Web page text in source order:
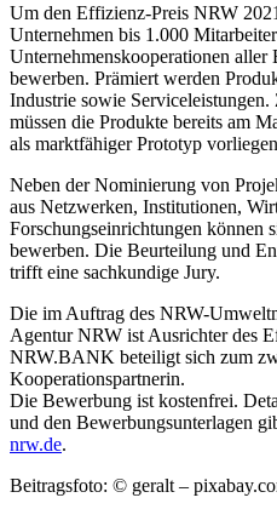
Um den Effizienz-Preis NRW
Unternehmen bis 1.000
Unternehmenskooperationen
bewerben. Prämiert werden
Industrie sowie
müssen die Produkte bereits am
als marktfähiger Prototyp
Neben der Nominierung von
aus Netzwerken, Institutionen,
Forschungseinrichtungen können
bewerben. Die Beurteilung und
trifft eine sachkundige Jury.
Die im Auftrag des NRW-
Agentur NRW ist Ausrichter des
NRW.BANK beteiligt sich zum
Kooperationspartnerin.
Die Bewerbung ist kostenfrei.
und den Bewerbungsunterlagen
nrw.de.
Beitragsfoto: © geralt –